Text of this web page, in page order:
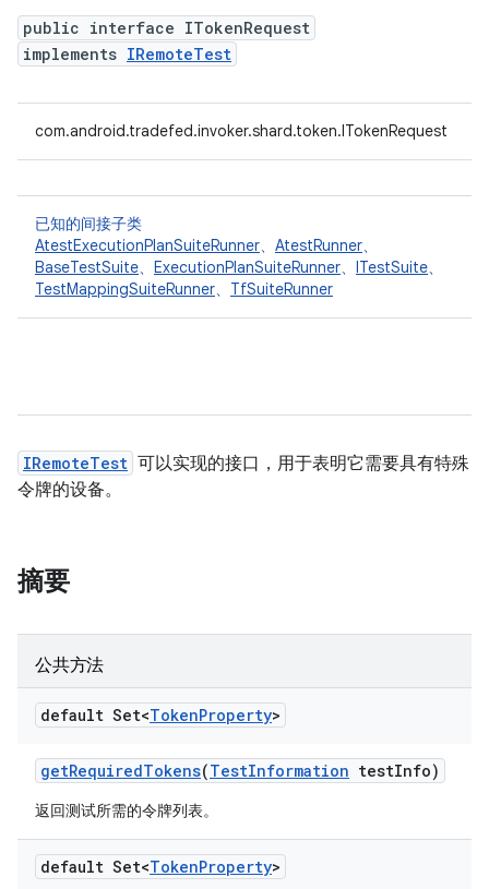
public interface ITokenRequest
implements IRemoteTest
com.android.tradefed.invoker.shard.token.ITokenRequest
已知的间接子类
AtestExecutionPlanSuiteRunner、 AtestRunner、
BaseTestSuite、 ExecutionPlanSuiteRunner、 ITestSuite、
TestMappingSuiteRunner、 TfSuiteRunner
IRemoteTest 可以实现的接口，用于表明它需要具有特殊
令牌的设备。
摘要
公共方法
default Set<TokenProperty>
getRequiredTokens(TestInformation testInfo)
返回测试所需的令牌列表。
default Set<TokenProperty>